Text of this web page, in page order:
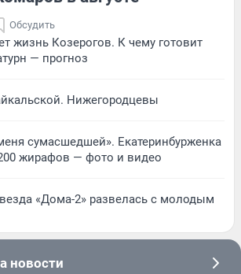
Обсудить
жизнь Козерогов. К чему готовит
— прогноз
Нижегородцевы
сумасшедшей». Екатеринбурженка
жирафов — фото и видео
«Дома-2» развелась с молодым
новости